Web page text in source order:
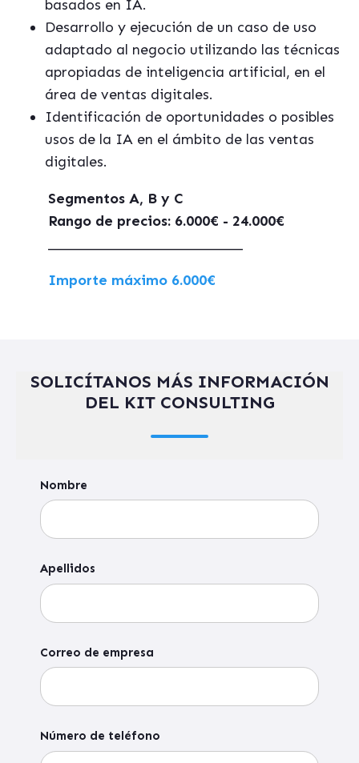
basados en IA.
Desarrollo y ejecución de un caso de uso
adaptado al negocio utilizando las técnicas
apropiadas de inteligencia artificial, en el
área de ventas digitales.
Identificación de oportunidades o posibles
usos de la IA en el ámbito de las ventas
digitales.
Segmentos A, B y C
Rango de precios: 6.000€ - 24.000€
Importe máximo 6.000€
SOLICÍTANOS MÁS INFORMACIÓN
DEL KIT CONSULTING
Nombre
Apellidos
Correo de empresa
Número de teléfono